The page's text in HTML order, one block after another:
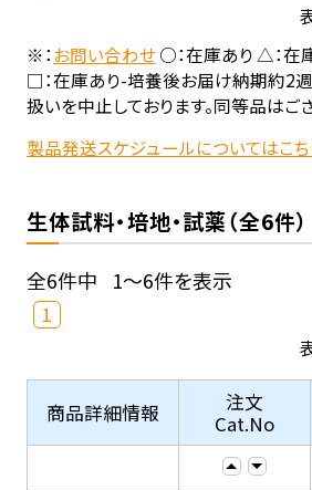
※：お問い合わせ○：在庫あり △：在
□：在庫あり-培養後お届け納期約2
扱いを中止しております。同等品はご
製品発送スケジュールについてはこち
生体試料・培地・試薬（全6件）
全6件中 1～6件を表示
1
商品詳細情報
注文
Cat.No